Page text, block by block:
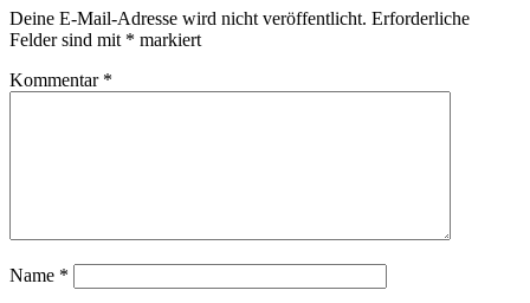
Deine E-Mail-Adresse wird nicht veröffentlicht. Erforderliche
Felder sind mit * markiert
Kommentar *
Name *